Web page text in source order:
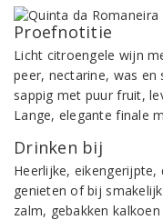
Proefnotitie
Licht citroengele wijn
peer, nectarine, was en
sappig met puur fruit,
Lange, elegante finale
Drinken bij
Heerlijke,
genieten of bij
zalm, gebakken